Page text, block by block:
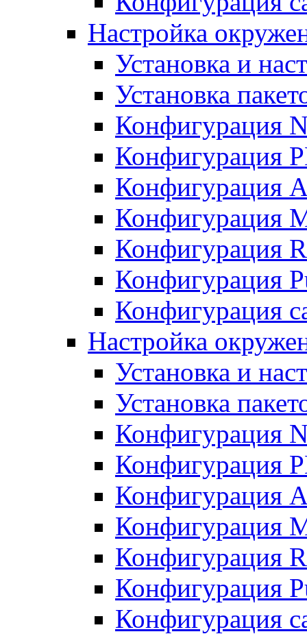
Настройка
Установка и
Установка
Конфигурация
Конфигурация
Конфигурация
Конфигурация
Конфигурация
Конфигурация
Конфигурация
Настройка
Установка и
Установка
Конфигурация
Конфигурация
Конфигурация
Конфигурация
Конфигурация
Конфигурация
Конфигурация